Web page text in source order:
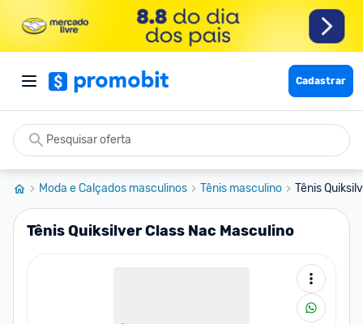
Cadastrar
Moda e Calçados masculinos Tênis masculino Tênis
Tênis Quiksilver Class Nac Masculino